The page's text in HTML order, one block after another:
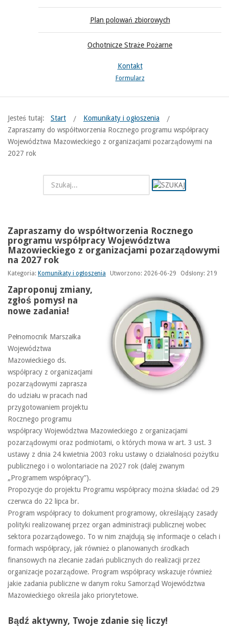
Plan polowań zbiorowych
Ochotnicze Straże Pożarne
Kontakt
Formularz
Jesteś tutaj: Start
Komunikaty i ogłoszenia
Zapraszamy do współtworzenia Rocznego programu współpracy
Województwa Mazowieckiego z organizacjami pozarządowymi na
2027 rok
Zapraszamy do współtworzenia Rocznego
programu współpracy Województwa
Mazowieckiego z organizacjami pozarządowymi
na 2027 rok
Kategoria: Komunikaty i ogłoszenia Utworzono: 2026-06-29 Odsłony: 219
Zaproponuj zmiany,
zgłoś pomysł na
nowe zadania!
Pełnomocnik Marszałka
Województwa
Mazowieckiego ds.
współpracy z organizacjami
pozarządowymi zaprasza
do udziału w pracach nad
przygotowaniem projektu
Rocznego programu
współpracy Województwa Mazowieckiego z organizacjami
pozarządowymi oraz podmiotami, o których mowa w art. 3 ust. 3
ustawy z dnia 24 kwietnia 2003 roku ustawy o działalności pożytku
publicznego i o wolontariacie na 2027 rok (dalej zwanym
„Programem współpracy”).
Propozycje do projektu Programu współpracy można składać od 29
czerwca do 22 lipca br.
Program współpracy to dokument programowy, określający zasady
polityki realizowanej przez organ administracji publicznej wobec
sektora pozarządowego. To w nim znajdują się informacje o celach i
formach współpracy, jak również o planowanych środkach
finansowych na zlecanie zadań publicznych do realizacji przez
organizacje pozarządowe. Program współpracy wskazuje również
jakie zadania publiczne w danym roku Samorząd Województwa
Mazowieckiego określa jako priorytetowe.
Bądź aktywny, Twoje zdanie się liczy!